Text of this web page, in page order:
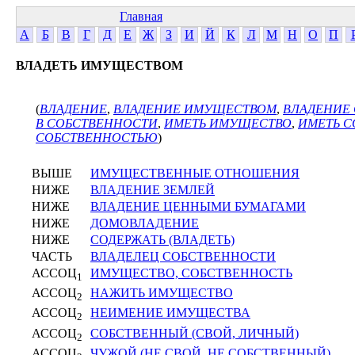
Главная
А
Б В Г Д Е Ж З И Й К Л М Н О П
ВЛАДЕТЬ ИМУЩЕСТВОМ
(ВЛАДЕНИЕ, ВЛАДЕНИЕ ИМУЩЕСТВОМ,
В СОБСТВЕННОСТИ, ИМЕТЬ ИМУЩЕСТВО, ИМЕТЬ
СОБСТВЕННОСТЬЮ)
ВЫШЕ
ИМУЩЕСТВЕННЫЕ ОТНОШЕНИЯ
НИЖЕ
ВЛАДЕНИЕ ЗЕМЛЕЙ
НИЖЕ
ВЛАДЕНИЕ ЦЕННЫМИ БУМАГАМИ
НИЖЕ
ДОМОВЛАДЕНИЕ
НИЖЕ
СОДЕРЖАТЬ (ВЛАДЕТЬ)
ЧАСТЬ
ВЛАДЕЛЕЦ СОБСТВЕННОСТИ
АССОЦ1
ИМУЩЕСТВО, СОБСТВЕННОСТЬ
АССОЦ2
НАЖИТЬ ИМУЩЕСТВО
АССОЦ2
НЕИМЕНИЕ ИМУЩЕСТВА
АССОЦ2
СОБСТВЕННЫЙ (СВОЙ, ЛИЧНЫЙ)